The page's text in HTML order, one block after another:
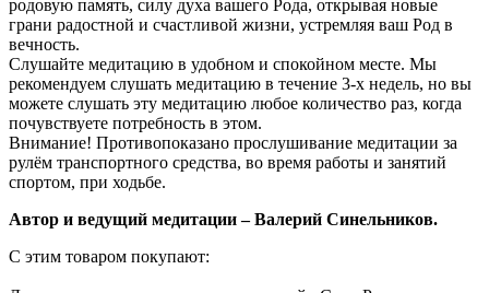
родовую память, силу духа вашего Рода, открывая новые
грани радостной и счастливой жизни, устремляя ваш Род в
вечность.
Слушайте медитацию в удобном и спокойном месте. Мы
рекомендуем слушать медитацию в течение 3-х недель, но вы
можете слушать эту медитацию любое количество раз, когда
почувствуете потребность в этом.
Внимание! Противопоказано прослушивание медитации за
рулём транспортного средства, во время работы и занятий
спортом, при ходьбе.
Автор и ведущий медитации – Валерий Синельников.
С этим товаром покупают: